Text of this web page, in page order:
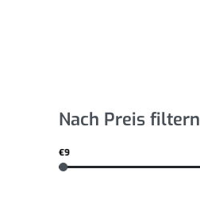
Nach Preis filtern
€9